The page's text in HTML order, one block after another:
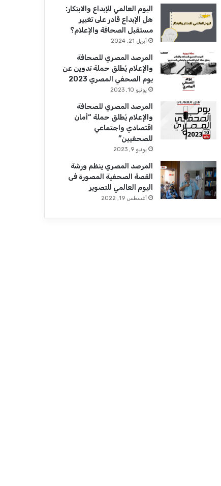
اليوم العالمي للإبداع والابتكار:
هل الإبداع قادر على تغيير
مستقبل الصحافة والإعلام؟
أبريل 21, 2024
المرصد المصري للصحافة
والإعلام يُطلق حملة تدوين عن
يوم الصحفي المصري 2023
يونيو 10, 2023
المرصد المصري للصحافة
والإعلام يُطلق حملة “أمان
اقتصادي واجتماعي
للصحفيين”
يونيو 9, 2023
المرصد المصري ينظم ورشة
القصة الصحفية المصورة فى
اليوم العالمي للتصوير
أغسطس 19, 2022